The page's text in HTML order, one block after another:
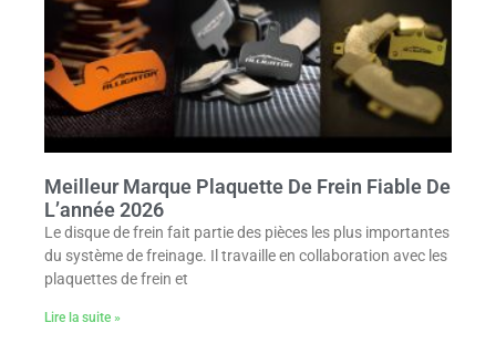
Meilleur Marque Plaquette De Frein Fiable De
L’année 2026
Le disque de frein fait partie des pièces les plus importantes
du système de freinage. Il travaille en collaboration avec les
plaquettes de frein et
Lire la suite »